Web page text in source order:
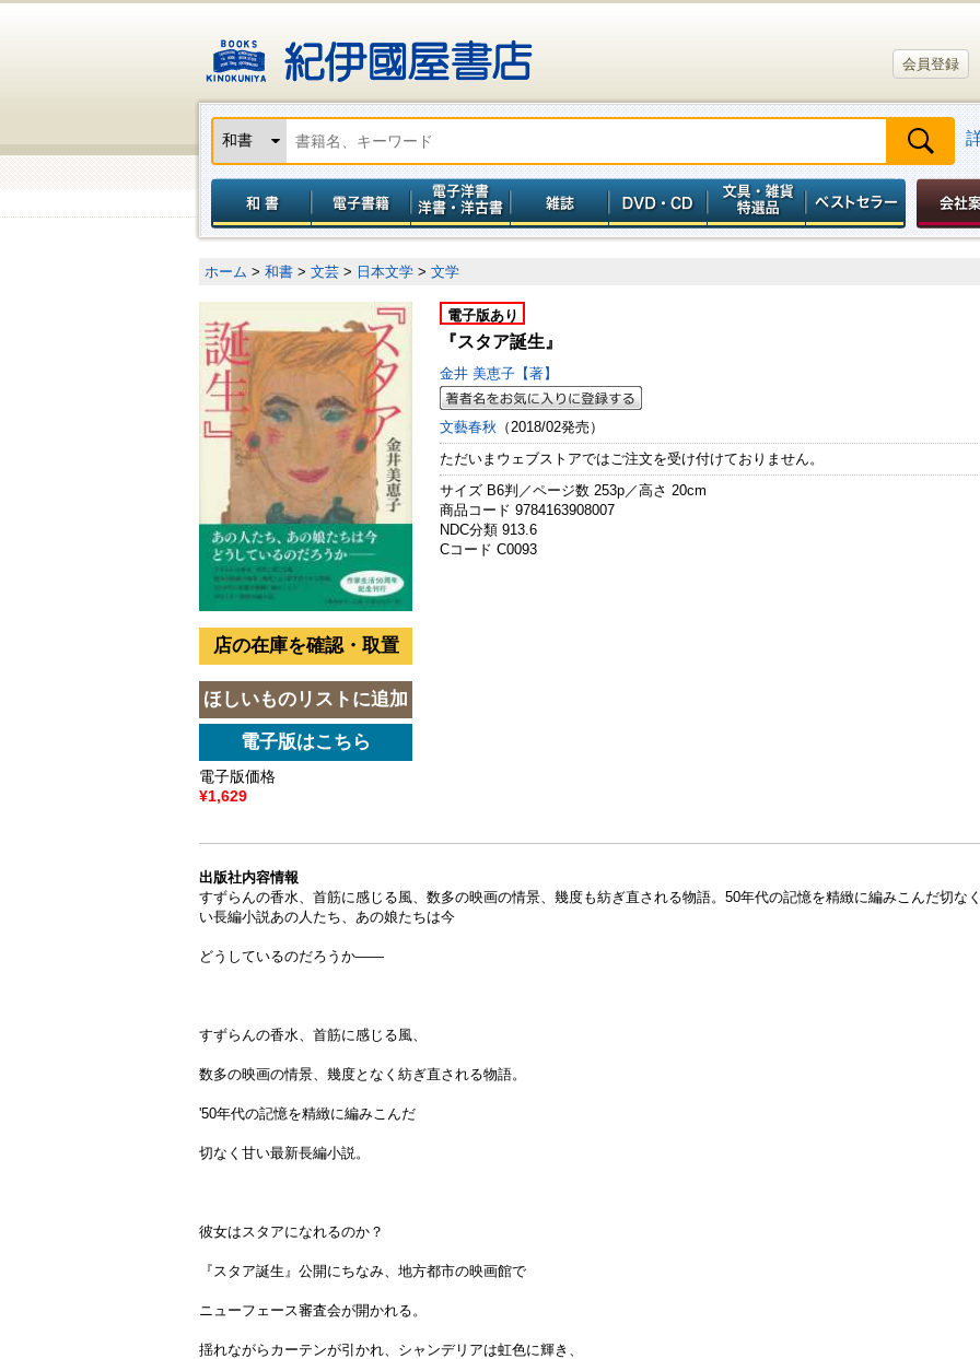
会員登録
ホーム > 和書 > 文芸 > 日本文学 > 文学
電子版価格
¥1,629
電子版あり
『スタア誕生』
金井 美恵子【著】
文藝春秋 （2018/02発売）
ただいまウェブストアではご注文を受け付けておりません。
サイズ B6判／ページ数 253p／高さ 20cm
商品コード 9784163908007
NDC分類 913.6
Cコード C0093
出版社内容情報
すずらんの香水、首筋に感じる風、数多の映画の情景、幾度も紡ぎ直される物語。50年代の記憶を精緻に編みこんだ切な
い長編小説あの人たち、あの娘たちは今
どうしているのだろうか――
すずらんの香水、首筋に感じる風、
数多の映画の情景、幾度となく紡ぎ直される物語。
'50年代の記憶を精緻に編みこんだ
切なく甘い最新長編小説。
彼女はスタアになれるのか？
『スタア誕生』公開にちなみ、地方都市の映画館で
ニューフェース審査会が開かれる。
揺れながらカーテンが引かれ、シャンデリアは虹色に輝き、